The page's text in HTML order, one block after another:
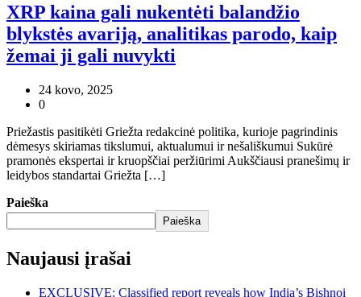
XRP kaina gali nukentėti balandžio
blykstės avariją, analitikas parodo, kaip
žemai ji gali nuvykti
24 kovo, 2025
0
Priežastis pasitikėti Griežta redakcinė politika, kurioje pagrindinis
dėmesys skiriamas tikslumui, aktualumui ir nešališkumui Sukūrė
pramonės ekspertai ir kruopščiai peržiūrimi Aukščiausi pranešimų ir
leidybos standartai Griežta […]
Paieška
Paieška
Naujausi įrašai
EXCLUSIVE: Classified report reveals how India’s Bishnoi